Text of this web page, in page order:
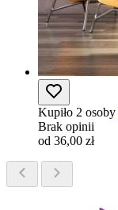
Kupiło 2 osoby
Brak opinii
od 36,00 zł